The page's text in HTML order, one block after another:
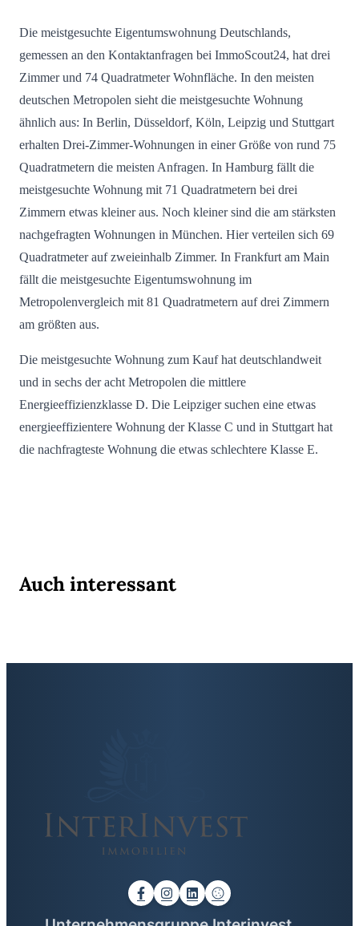
Die meistgesuchte Eigentumswohnung Deutschlands,
gemessen an den Kontaktanfragen bei ImmoScout24, hat drei
Zimmer und 74 Quadratmeter Wohnfläche. In den meisten
deutschen Metropolen sieht die meistgesuchte Wohnung
ähnlich aus: In Berlin, Düsseldorf, Köln, Leipzig und Stuttgart
erhalten Drei-Zimmer-Wohnungen in einer Größe von rund 75
Quadratmetern die meisten Anfragen. In Hamburg fällt die
meistgesuchte Wohnung mit 71 Quadratmetern bei drei
Zimmern etwas kleiner aus. Noch kleiner sind die am stärksten
nachgefragten Wohnungen in München. Hier verteilen sich 69
Quadratmeter auf zweieinhalb Zimmer. In Frankfurt am Main
fällt die meistgesuchte Eigentumswohnung im
Metropolenvergleich mit 81 Quadratmetern auf drei Zimmern
am größten aus.
Die meistgesuchte Wohnung zum Kauf hat deutschlandweit
und in sechs der acht Metropolen die mittlere
Energieeffizienzklasse D. Die Leipziger suchen eine etwas
energieeffizientere Wohnung der Klasse C und in Stuttgart hat
die nachfragteste Wohnung die etwas schlechtere Klasse E.
Auch interessant